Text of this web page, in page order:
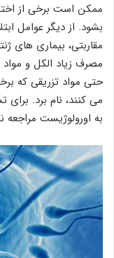
ممکن است برخی از
بشود. از دیگر عوامل
مقاربتی، بیماری های
مصرف زیاد الکل و
حتی مواد تزریقی که
می کنند، نام برد.
به اورولوژیست مراجعه